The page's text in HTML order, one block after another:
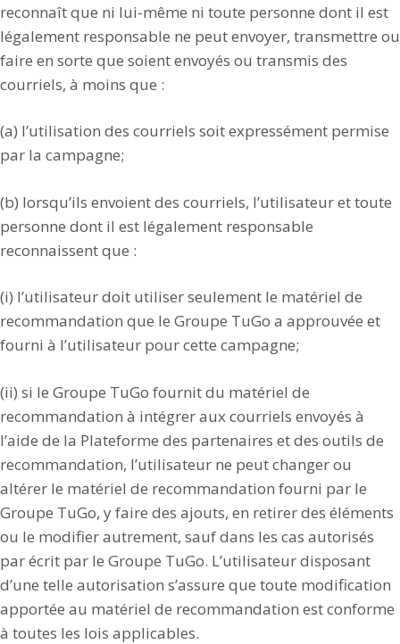
reconnaît que ni lui-même ni toute personne dont il est
légalement responsable ne peut envoyer, transmettre ou
faire en sorte que soient envoyés ou transmis des
courriels, à moins que :
(a) l’utilisation des courriels soit expressément permise
par la campagne;
(b) lorsqu’ils envoient des courriels, l’utilisateur et toute
personne dont il est légalement responsable
reconnaissent que :
(i) l’utilisateur doit utiliser seulement le matériel de
recommandation que le Groupe TuGo a approuvée et
fourni à l’utilisateur pour cette campagne;
(ii) si le Groupe TuGo fournit du matériel de
recommandation à intégrer aux courriels envoyés à
l’aide de la Plateforme des partenaires et des outils de
recommandation, l’utilisateur ne peut changer ou
altérer le matériel de recommandation fourni par le
Groupe TuGo, y faire des ajouts, en retirer des éléments
ou le modifier autrement, sauf dans les cas autorisés
par écrit par le Groupe TuGo. L’utilisateur disposant
d’une telle autorisation s’assure que toute modification
apportée au matériel de recommandation est conforme
à toutes les lois applicables.